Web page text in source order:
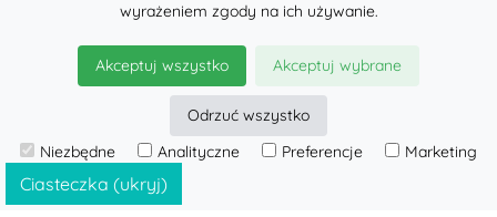
© 2026LennyLamb sp. z o.o.
·Chusty Tkane
Ciasteczka (ukryj)
wyrażeniem zgody na ich używanie.
Akceptuj wszystko Akceptuj wybrane
Odrzuć wszystko
Niezbędne
Analityczne Preferencje Marketing